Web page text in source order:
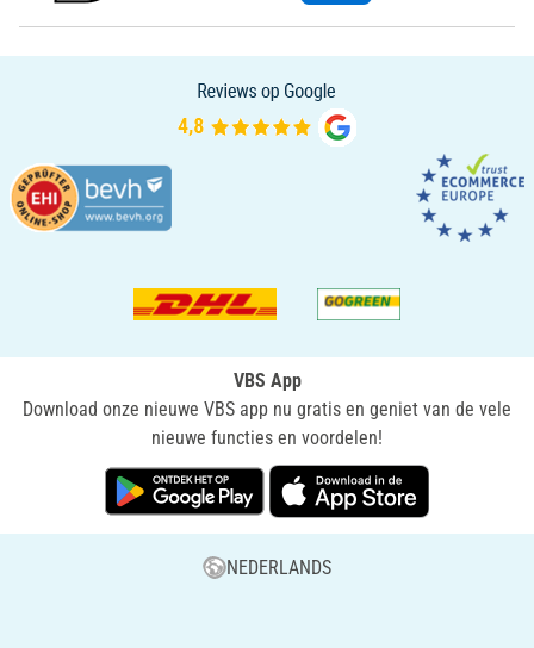
VBS App
Download onze nieuwe VBS app nu gratis en geniet van de vele
nieuwe functies en voordelen!
NEDERLANDS